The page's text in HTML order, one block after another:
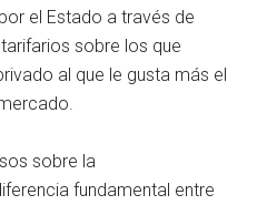
el Estado a través de
sobre los que
al que le gusta más el
sobre la
fundamental entre